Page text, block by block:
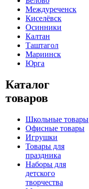
Междуреченск
Киселёвск
Осинники
Калтан
Таштагол
Мариинск
Юрга
Каталог
товаров
Школьные товары
Офисные товары
Игрушки
Товары для
праздника
Наборы для
детского
творчества